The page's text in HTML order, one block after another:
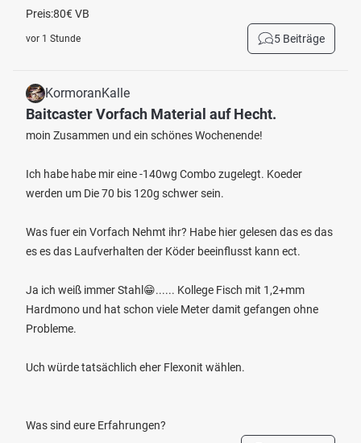
Preis:80€ VB
vor 1 Stunde 5 Beiträge
KormoranKalle
Baitcaster Vorfach Material auf Hecht.
moin Zusammen und ein schönes Wochenende!
Ich habe habe mir eine -140wg Combo zugelegt. Koeder
werden um Die 70 bis 120g schwer sein.
Was fuer ein Vorfach Nehmt ihr? Habe hier gelesen das es das
es es das Laufverhalten der Köder beeinflusst kann ect.
Ja ich weiß immer Stahl😁...... Kollege Fisch mit 1,2+mm
Hardmono und hat schon viele Meter damit gefangen ohne
Probleme.
Uch würde tatsächlich eher Flexonit wählen.
Was sind eure Erfahrungen?